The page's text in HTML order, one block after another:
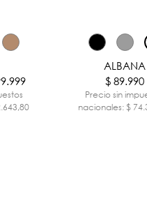
-29%
ALBANA
$ 89.990
Precio sin
nacionales: $